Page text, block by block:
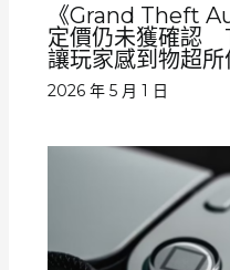
《Grand Theft
定價仍未獲確認
讓玩家感到物超所
2026 年 5 月 1 日